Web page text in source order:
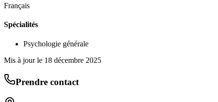
Français
Spécialités
Psychologie générale
Mis à jour le 18 décembre 2025
Prendre contact